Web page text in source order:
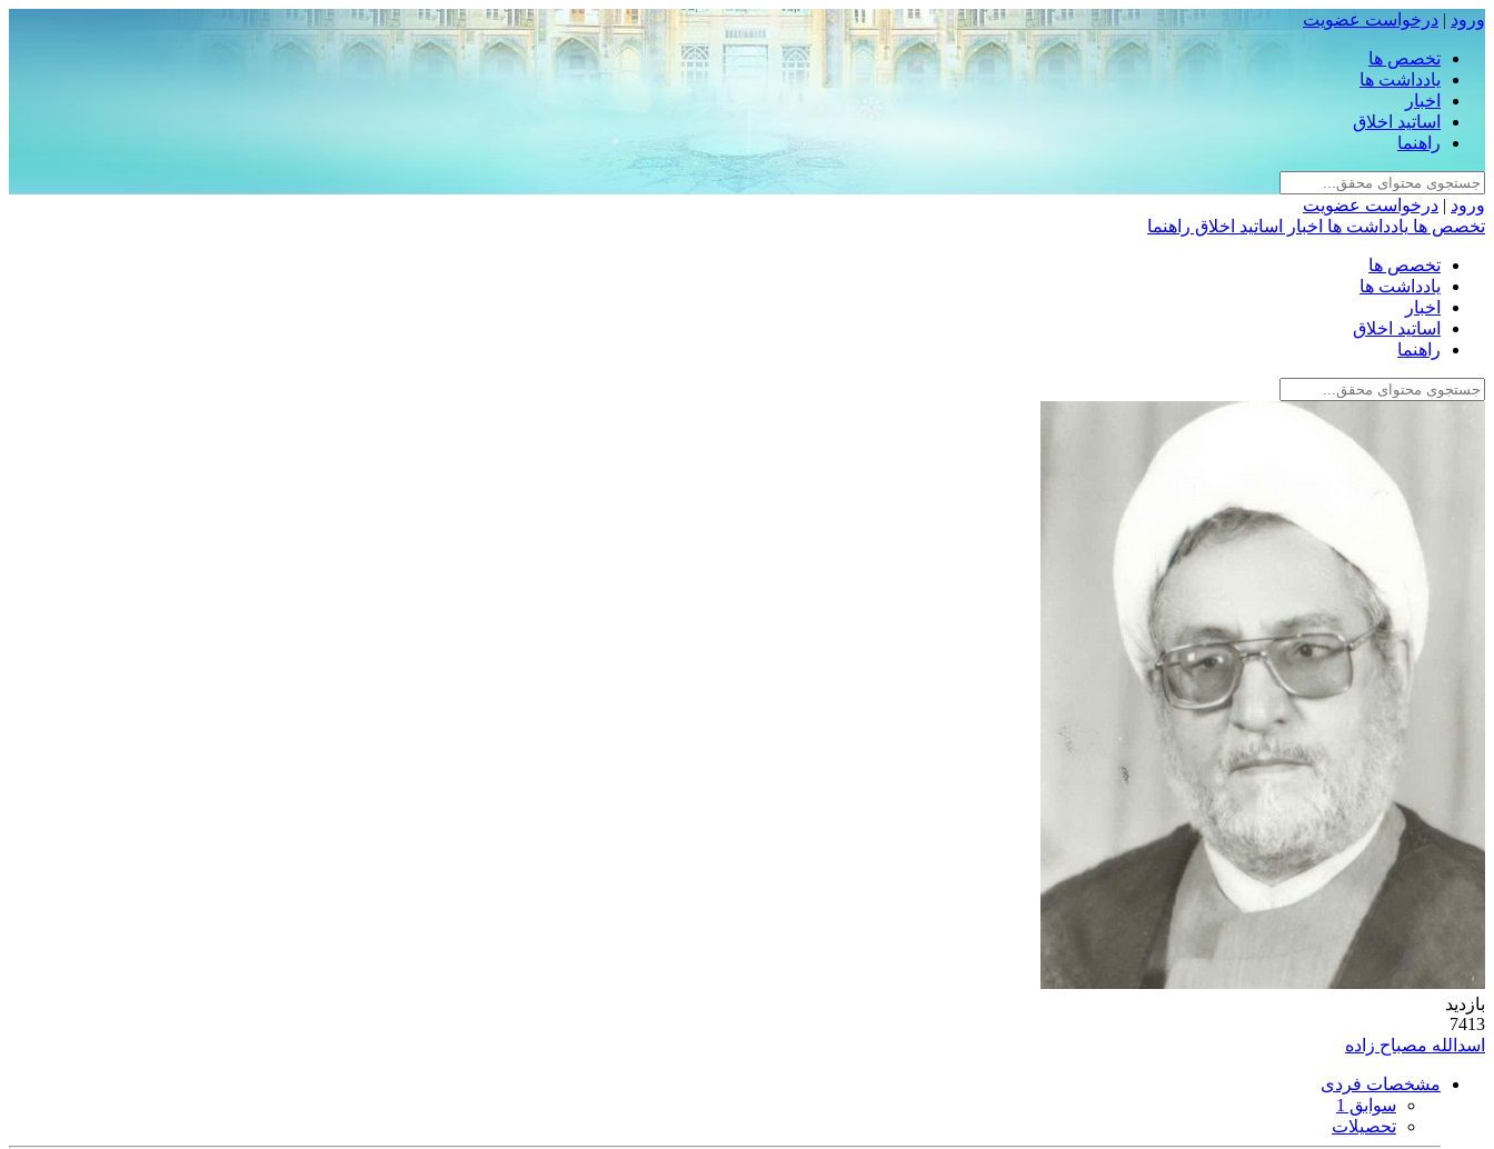
ورود | درخواست عضویت
تخصص ها
یادداشت ها
اخبار
اساتید اخلاق
راهنما
ورود | درخواست عضویت
تخصص ها یادداشت ها اخبار اساتید اخلاق راهنما
تخصص ها
یادداشت ها
اخبار
اساتید اخلاق
راهنما
بازدید
7413
اسدالله مصباح زاده
مشخصات فردی
سوابق 1
تحصیلات